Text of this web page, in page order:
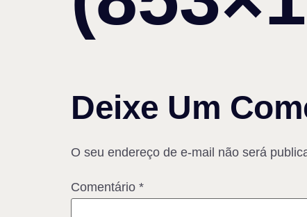
Deixe Um
O seu endereço de e-mail não será
Comentário *